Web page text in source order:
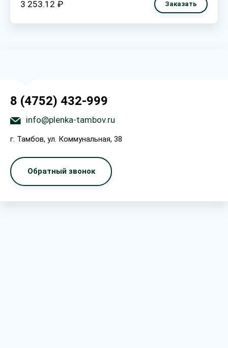
3 253.12 ₽ Заказать
8 (4752) 432-999
info@plenka-tambov.ru
г. Тамбов, ул. Коммунальная, 38
Обратный звонок